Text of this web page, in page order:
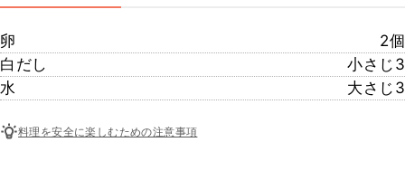
卵
2個
白だし
小さじ3
水
大さじ3
料理を安全に楽しむための注意事項